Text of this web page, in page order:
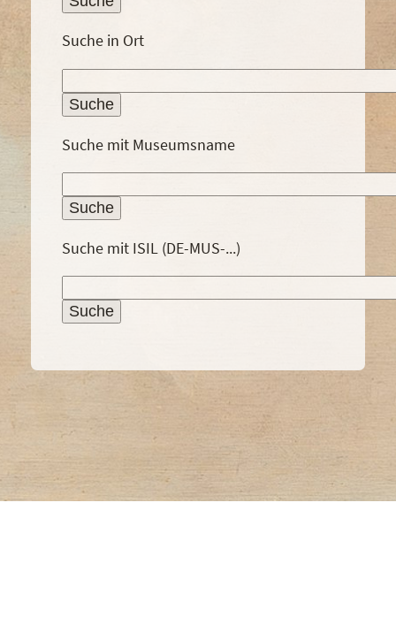
Suche in Ort
Suche mit Museumsname
Suche mit ISIL (DE-MUS-...)